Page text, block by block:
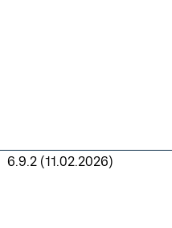
6.9.2 (11.02.2026)